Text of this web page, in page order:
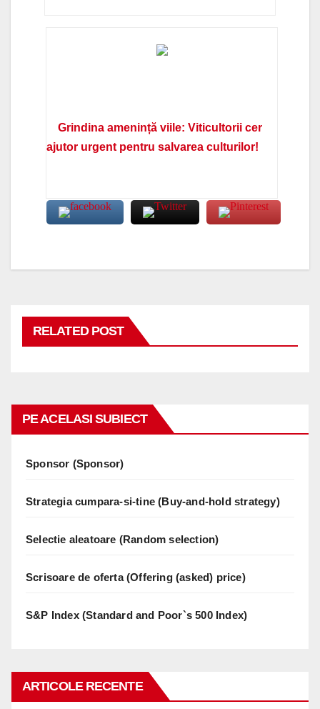
Grindina amenință viile: Viticultorii cer
ajutor urgent pentru salvarea culturilor!
RELATED POST
PE ACELASI SUBIECT
Sponsor (Sponsor)
Strategia cumpara-si-tine (Buy-and-hold strategy)
Selectie aleatoare (Random selection)
Scrisoare de oferta (Offering (asked) price)
S&P Index (Standard and Poor`s 500 Index)
ARTICOLE RECENTE